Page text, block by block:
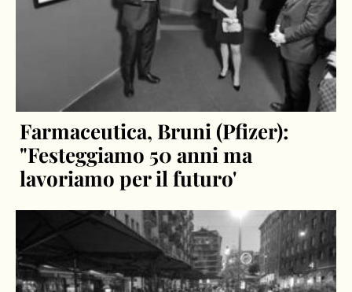
Farmaceutica, Bruni (Pfizer):
"Festeggiamo 50 anni ma
lavoriamo per il futuro'